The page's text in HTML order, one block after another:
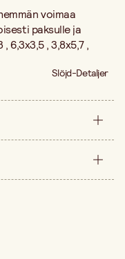
voimaa
paksulle ja
6,3x3,5 , 3,8x5,7 ,
Slöjd-Detaljer
kappale